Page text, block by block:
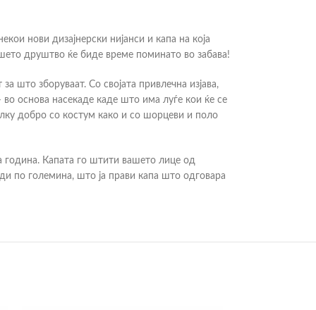
нови дизајнерски нијанси и капа на која
друштво ќе биде време поминато во забава!
што зборуваат. Со својата привлечна изјава,
основа насекаде каде што има луѓе кои ќе се
добро со костум како и со шорцеви и поло
година. Капата го штити вашето лице од
по големина, што ја прави капа што одговара